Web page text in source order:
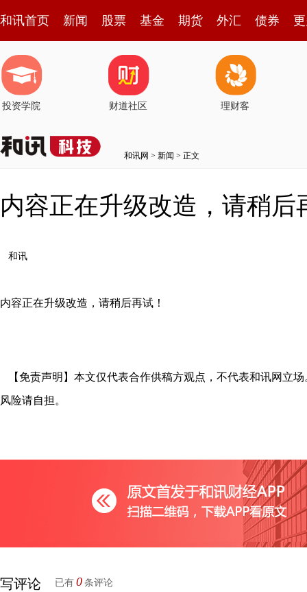
和讯首页 新闻 股票 基金 期货 外汇 债券
投资学院 财道社区 理财客
和讯网 > 新闻 > 正文
内容正在升级改造，请稍后
和讯
内容正在升级改造，请稍后再试！
【免责声明】本文仅代表合作供稿方观点，不代表和讯网立
风险请自担。
写评论 已有 0 条评论